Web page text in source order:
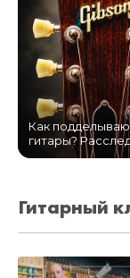
Как
гитары?
Гитарный